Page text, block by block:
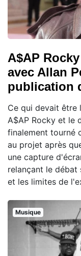
A$AP
avec Allan
publication
Ce qui devait être
A$AP Rocky et le
finalement tourné
au projet après
une capture
relançant le
et les limites de
Musique